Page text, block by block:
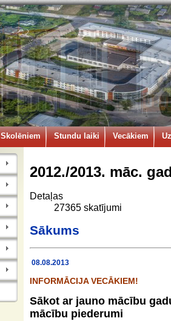
Skolēniem Stundu laiki Vecākiem
2012./2013. māc.
Detaļas
27365 skatījumi
Sākums
08.08.2013
INFORMĀCIJA VECĀKIEM!
Sākot ar jauno mācību
mācību piederumi